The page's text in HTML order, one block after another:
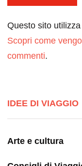
Questo sito
Scopri come
commenti.
IDEE DI VIAGGIO
Arte e cultura